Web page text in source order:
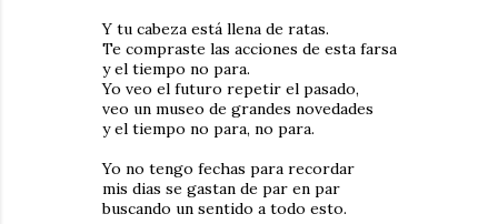
Y tu cabeza está llena de ratas.
Te compraste las acciones de esta farsa
y el tiempo no para.
Yo veo el futuro repetir el pasado,
veo un museo de grandes novedades
y el tiempo no para, no para.
Yo no tengo fechas para recordar
mis dias se gastan de par en par
buscando un sentido a todo esto.